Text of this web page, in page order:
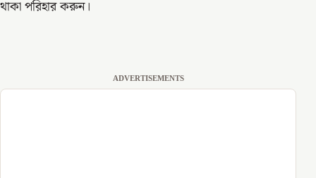
থাকা পরিহার করুন।
ADVERTISEMENTS